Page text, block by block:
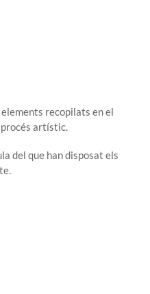
recopilats en el
artístic.
del que han disposat els